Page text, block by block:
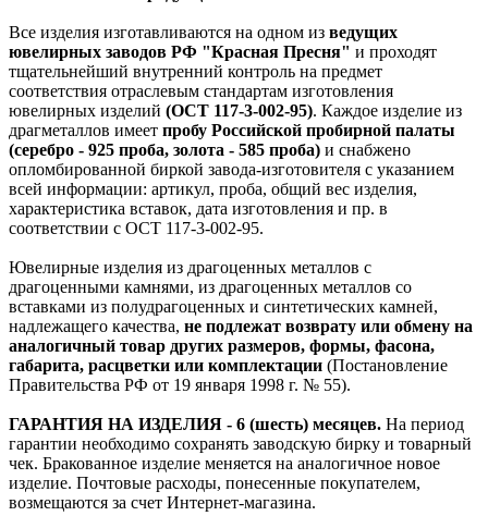
Все изделия изготавливаются на одном из ведущих
ювелирных заводов РФ "Красная Пресня" и проходят
тщательнейший внутренний контроль на предмет
соответствия отраслевым стандартам изготовления
ювелирных изделий (ОСТ 117-3-002-95). Каждое изделие из
драгметаллов имеет пробу Российской пробирной палаты
(серебро - 925 проба, золота - 585 проба) и снабжено
опломбированной биркой завода-изготовителя с указанием
всей информации: артикул, проба, общий вес изделия,
характеристика вставок, дата изготовления и пр. в
соответствии с ОСТ 117-3-002-95.
Ювелирные изделия из драгоценных металлов с
драгоценными камнями, из драгоценных металлов со
вставками из полудрагоценных и синтетических камней,
надлежащего качества, не подлежат возврату или обмену на
аналогичный товар других размеров, формы, фасона,
габарита, расцветки или комплектации (Постановление
Правительства РФ от 19 января 1998 г. № 55).
ГАРАНТИЯ НА ИЗДЕЛИЯ - 6 (шесть) месяцев. На период
гарантии необходимо сохранять заводскую бирку и товарный
чек. Бракованное изделие меняется на аналогичное новое
изделие. Почтовые расходы, понесенные покупателем,
возмещаются за счет Интернет-магазина.